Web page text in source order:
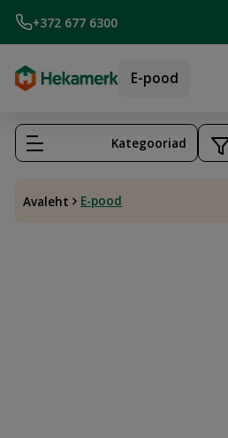
+372 677 6300
E-pood
Avaleht E-pood
Kategooriad